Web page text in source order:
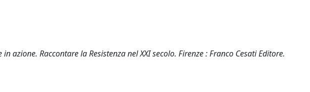
azione. Raccontare la Resistenza nel XXI secolo. Firenze : Franco Cesati Editore.